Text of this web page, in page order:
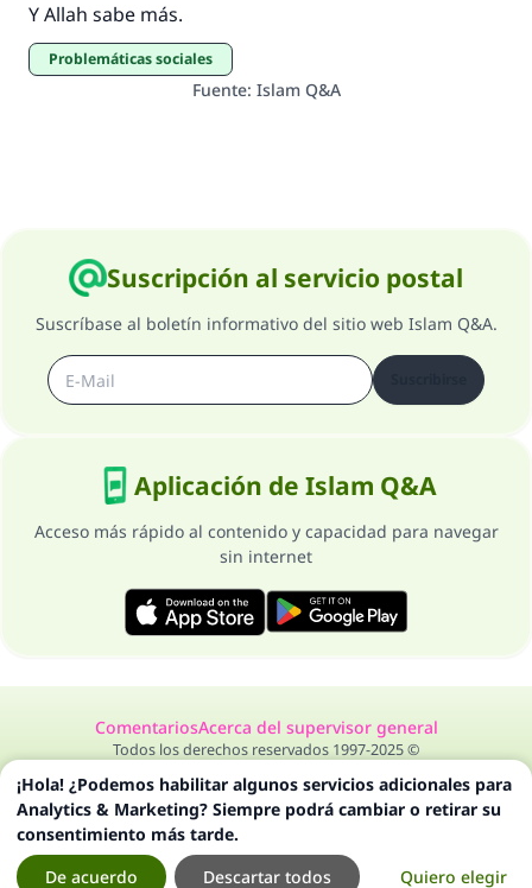
Y Allah sabe más.
Problemáticas sociales
Fuente: Islam Q&A
Suscripción al servicio postal
Suscríbase al boletín informativo del sitio web Islam Q&A.
Aplicación de Islam Q&A
Acceso más rápido al contenido y capacidad para navegar
sin internet
ComentariosAcerca del supervisor general
Todos los derechos reservados 1997-2025 ©
¡Hola! ¿Podemos habilitar algunos servicios adicionales para
Analytics & Marketing? Siempre podrá cambiar o retirar su
consentimiento más tarde.
Quiero elegir
Descartar todos
De acuerdo